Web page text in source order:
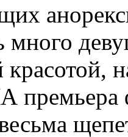
красотой,